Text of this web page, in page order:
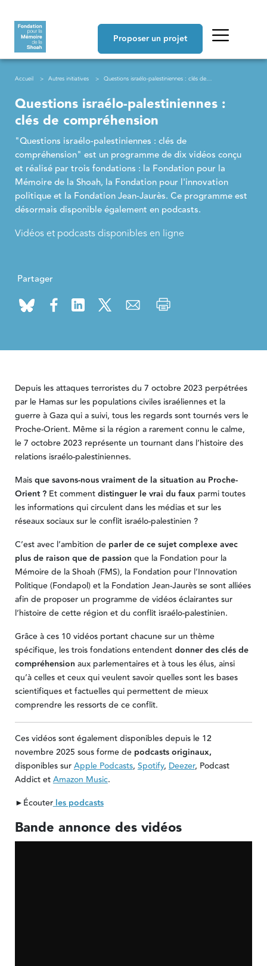
Proposer un projet
Fil d'Ariane
Accueil Autres initiatives Questions israélo-palestiniennes : clés de compréhension
Questions israélo-palestiniennes :
clés de compréhension
"Questions israélo-palestiniennes : clés de
compréhension" est un programme de dix vidéos conçu
et réalisé par trois fondations : la Fondation pour la
Mémoire de la Shoah, la Fondation pour l'innovation
politique et la Fondation Jean-Jaurès. Ce programme est
désormais disponible également en podcasts.
Vidéos et podcasts disponibles en ligne
Partager
Depuis les attaques terroristes du 7 octobre 2023 perpétrées
par le Hamas sur les populations civiles israéliennes et la
guerre à Gaza qui a suivi, tous les regards sont tournés vers le
Proche-Orient. Même si la région a rarement connu le calme,
le 7 octobre 2023 représente un tournant dans l’histoire des
relations israélo-palestiniennes.
Maisque savons-nous vraiment de la situation au Proche-
Orient ? Et commentdistinguer le vrai du fauxparmi toutes
les informations qui circulent dans les médias et sur les
réseaux sociaux sur le conflit israélo-palestinien ?
C’est avec l’ambition de parler de ce sujet complexe avec
plus de raison que de passion que la Fondation pour la
Mémoire de la Shoah (FMS), la Fondation pour l’Innovation
Politique (Fondapol) et la Fondation Jean-Jaurès se sont alliées
afin de proposer un programme de vidéos éclairantes sur
l’histoire de cette région et du conflit israélo-palestinien.
Grâce à ces 10 vidéos portant chacune sur un thème
spécifique, les trois fondations entendentdonner des clés de
compréhension aux parlementaires et à tous les élus, ainsi
qu’à celles et ceux qui veulent savoir quelles sont les bases
scientifiques et factuelles qui permettent de mieux
comprendre les ressorts de ce conflit.
Ces vidéos sont également disponibles depuis le 12
novembre 2025 sous forme depodcasts originaux,
disponibles surApple Podcasts,Spotify,Deezer, Podcast
Addict etAmazon Music.
►Écouterles podcasts
Bande annonce des vidéos